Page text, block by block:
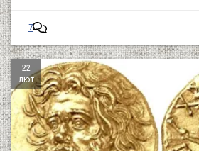
7
22
лют